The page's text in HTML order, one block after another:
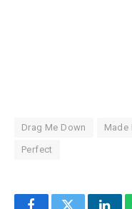
Drag Me Down Made
Perfect